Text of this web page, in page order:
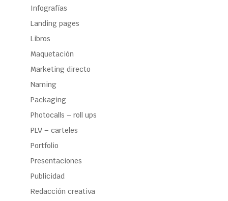
Infografías
Landing pages
Libros
Maquetación
Marketing directo
Naming
Packaging
Photocalls – roll ups
PLV – carteles
Portfolio
Presentaciones
Publicidad
Redacción creativa